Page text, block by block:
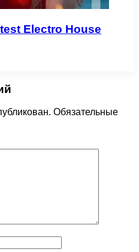
Electro House
Обязательные